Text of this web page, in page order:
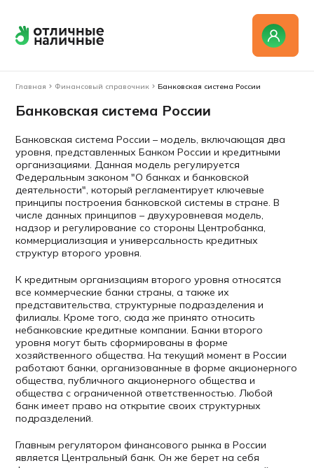
Главная Финансовый справочник Банковская система России
Банковская система России
Банковская система России – модель, включающая два
уровня, представленных Банком России и кредитными
организациями. Данная модель регулируется
Федеральным законом "О банках и банковской
деятельности", который регламентирует ключевые
принципы построения банковской системы в стране. В
числе данных принципов – двухуровневая модель,
надзор и регулирование со стороны Центробанка,
коммерциализация и универсальность кредитных
структур второго уровня.
К кредитным организациям второго уровня относятся
все коммерческие банки страны, а также их
представительства, структурные подразделения и
филиалы. Кроме того, сюда же принято относить
небанковские кредитные компании. Банки второго
уровня могут быть сформированы в форме
хозяйственного общества. На текущий момент в России
работают банки, организованные в форме акционерного
общества, публичного акционерного общества и
общества с ограниченной ответственностью. Любой
банк имеет право на открытие своих структурных
подразделений.
Главным регулятором финансового рынка в России
является Центральный банк. Он же берет на себя